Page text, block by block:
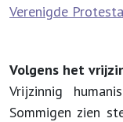
Verenigde
Volgens het
Vrijzinnig
Sommigen zien